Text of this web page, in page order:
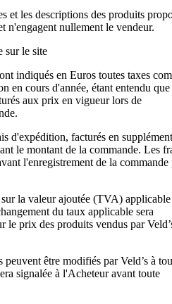
et les descriptions des produits
n'engagent nullement le vendeur.
sur le site
indiqués en Euros toutes taxes
en cours d'année, étant entendu que
aux prix en vigueur lors de
d'expédition, facturés en
le montant de la commande. Les
l'enregistrement de la commande
la valeur ajoutée (TVA) applicable
du taux applicable sera
le prix des produits vendus par
être modifiés par Veld’s à
signalée à l'Acheteur avant toute